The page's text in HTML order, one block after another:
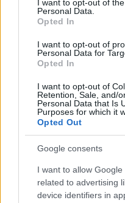
I want to opt-out of
Personal Data.
Opted In
I want to opt-out of
Personal Data for
Opted In
I want to opt-out of
Retention, Sale, and/
Personal Data that Is
Purposes for which it
Opted Out
Google consents
I want to allow
related to advertising
device identifiers in
comment. Tyriont
el, de nem meglepő
nem tud semmit,
tudta elkerülni, és
Egyetlen remény,
a két kötettel
akkor hallottam,
most megint
másodszor is meghal.
A Fal pedig a Hét
lakozó mindenféle
között az